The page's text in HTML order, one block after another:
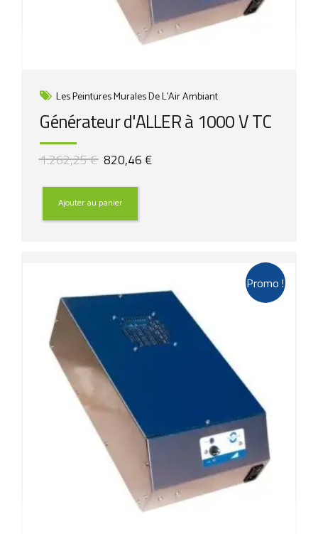
Les Peintures Murales De L'Air Ambiant
Générateur d'ALLER à 1000 V TC
1.262,25€ Le
initial
était :
1.262,25 €.
820,46 €Le
Ajouter au panier
Promo !